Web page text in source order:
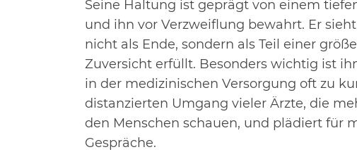
Seine Haltung ist geprägt von einem
und ihn vorVerzweiflung bewahrt. Er
nicht als Ende, sondern als Teil einer
Zuversicht erfüllt. Besonders wichtig ist
in der medizinischen Versorgung oft zu
distanzierten Umgangvieler Ärzte, die
den Menschen schauen, und plädiert für
Gespräche.